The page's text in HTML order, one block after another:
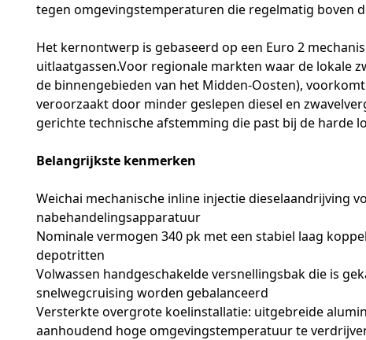
tegen omgevingstemperaturen die regelmatig boven
Het kernontwerp is gebaseerd op een Euro 2
uitlaatgassen.Voor regionale markten waar de lokale
de binnengebieden van het Midden-Oosten),
veroorzaakt door minder geslepen diesel en
gerichte technische afstemming die past bij de harde
Belangrijkste kenmerken
Weichai mechanische inline injectie dieselaandrijving
nabehandelingsapparatuur
Nominale vermogen 340 pk met een stabiel laag
depotritten
Volwassen handgeschakelde versnellingsbak die is
snelwegcruising worden gebalanceerd
Versterkte overgrote koelinstallatie: uitgebreide
aanhoudend hoge omgevingstemperatuur te